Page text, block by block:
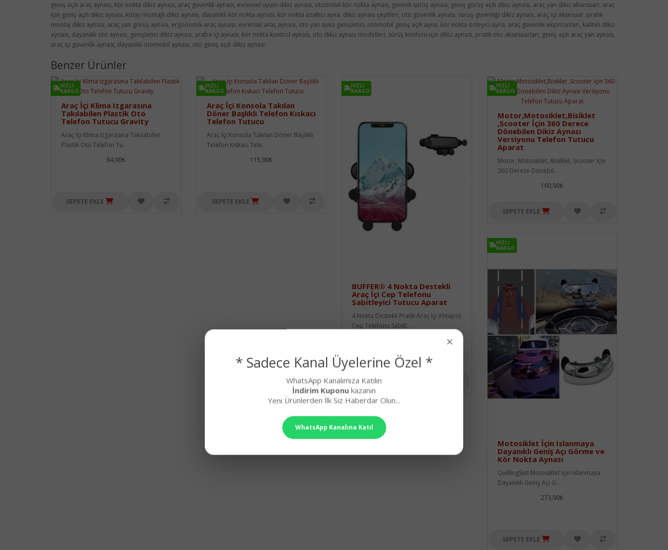
geniş açılı araç aynası, kör nokta dikiz aynası, araç güvenlik aynası, evrensel uyum dikiz aynası, otomobil kör nokta aynası, güvenli sürüş aynası, geniş görüş açılı dikiz aynası, araç yan dikiz aksesuarı, araç
için geniş açılı dikiz aynası, kolay montajlı dikiz aynası, dayanıklı kör nokta aynası, kör nokta azaltıcı ayna, dikiz aynası çeşitleri, oto güvenlik aynası, sürüş güvenliği dikiz aynası, araç içi aksesuar, pratik
montaj dikiz aynası, araç yan görüş aynası, ergonomik araç aynası, evrensel araç aynası, oto yan ayna genişletici, otomobil geniş açılı ayna, kör nokta önleyici ayna, araç güvenlik ekipmanları, kaliteli dikiz
aynası, dayanıklı oto aynası, genişletici dikiz aynası, araba içi aynası, kör nokta kontrol aynası, oto dikiz aynası modelleri, sürüş konforu için dikiz aynası, pratik oto aksesuarları, geniş açılı araç yan aynası,
araç içi güvenlik aynası, dayanıklı otomobil aynası, oto geniş açılı dikiz aynası
Benzer Ürünler
HIZLI
KARGO
Araç İçi Klima Izgarasına
Takılabilen Plastik Oto
Telefon Tutucu Gravity
Araç İçi Klima Izgarasına Takılabilen
Plastik Oto Telefon Tu..
84,90₺
SEPETE EKLE
HIZLI
KARGO
Araç İçi Konsola Takılan
Döner Başlıklı Telefon Kıskacı
Telefon Tutucu
Araç İçi Konsola Takılan Döner Başlıklı
Telefon Kıskacı Tele..
115,90₺
SEPETE EKLE
HIZLI
KARGO
BUFFER® 4 Nokta Destekli
Araç İçi Cep Telefonu
Sabitleyici Tutucu Aparat
4 Nokta Destekli Pratik Araç İçi Ahtapot
Cep Telefonu Sabitl..
SEPETE EKLE
HIZLI
KARGO
Motor,Motosiklet,Bisiklet
,Scooter İçin 360 Derece
Dönebilen Dikiz Aynası
Versiyonu Telefon Tutucu
Aparat
Motor, Motosiklet, Bisiklet, Scooter İçin
360 Derece Dönebil..
160,90₺
SEPETE EKLE
HIZLI
KARGO
Motosiklet İçin Islanmaya
Dayanıklı Geniş Açı Görme ve
Kör Nokta Aynası
QuillingSeti Motosiklet İçin Islanmaya
Dayanıklı Geniş Açı G..
273,90₺
SEPETE EKLE
×
* Sadece Kanal Üyelerine Özel *
WhatsApp Kanalımıza Katılın
İndirim Kuponu kazanın
Yeni Ürünlerden İlk Siz Haberdar Olun...
WhatsApp Kanalına Katıl